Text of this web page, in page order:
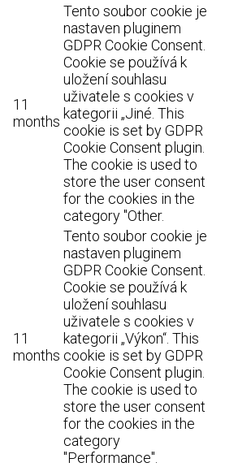
11
months
Tento soubor cookie je
nastaven pluginem
GDPR Cookie Consent.
Cookie se používá k
uložení souhlasu
uživatele s cookies v
kategorii „Jiné. This
cookie is set by GDPR
Cookie Consent plugin.
The cookie is used to
store the user consent
for the cookies in the
category "Other.
11
months
Tento soubor cookie je
nastaven pluginem
GDPR Cookie Consent.
Cookie se používá k
uložení souhlasu
uživatele s cookies v
kategorii „Výkon“. This
cookie is set by GDPR
Cookie Consent plugin.
The cookie is used to
store the user consent
for the cookies in the
category
"Performance".